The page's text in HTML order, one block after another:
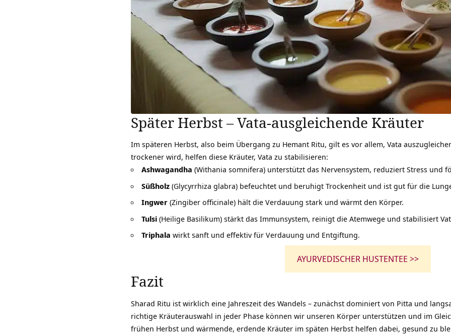
Später Herbst – Vata-ausgleichende Kräuter
Im späteren Herbst, also beim Übergang zu Hemant Ritu, gilt es vor allem, Vata
trockener wird, helfen diese Kräuter, Vata zu stabilisieren:
Ashwagandha (Withania somnifera) unterstützt das Nervensystem, reduziert Stress und
Süßholz (Glycyrrhiza glabra) befeuchtet und beruhigt Trockenheit und ist gut für die
Ingwer (Zingiber officinale) hält die Verdauung stark und wärmt den Körper.
Tulsi (Heilige Basilikum) stärkt das Immunsystem, reinigt die Atemwege und stabilisiert
Triphala wirkt sanft und effektiv für Verdauung und Entgiftung.
AYURVEDISCHER HUSTENTEE >>
Fazit
Sharad Ritu ist wirklich eine Jahreszeit des Wandels – zunächst dominiert von Pitta und
richtige Kräuterauswahl in jeder Phase können wir unseren Körper unterstützen und im
frühen Herbst und wärmende, erdende Kräuter im späten Herbst helfen dabei, gesund zu